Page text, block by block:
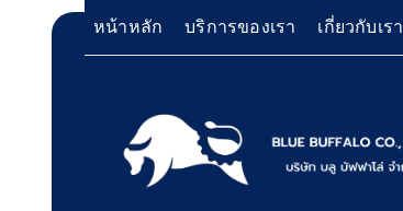
หน้าหลัก บริการของเรา เกี่ยวกับเรา
“те Букмекерские